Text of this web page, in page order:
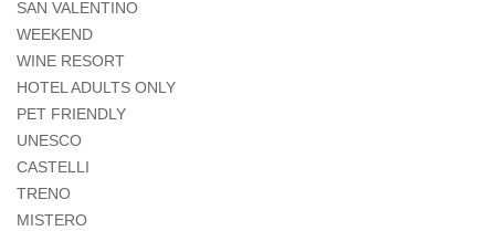
SAN VALENTINO
WEEKEND
WINE RESORT
HOTEL ADULTS ONLY
PET FRIENDLY
UNESCO
CASTELLI
TRENO
MISTERO